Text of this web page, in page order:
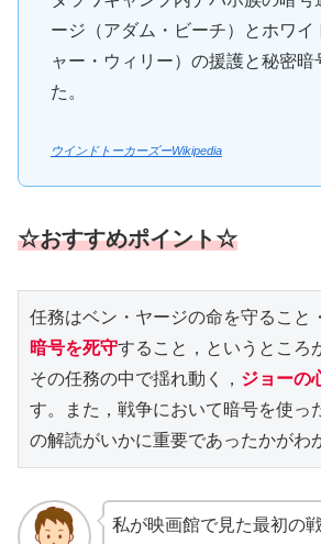
ージ（アダム・ビーチ）とホワイ
ャー・ウィリー）の援護と秘密暗
た。
ウインドトーカーズーWikipedia
☆おすすめポイント☆
任務はベン・ヤージの命を守ること
暗号を死守すること，というところ
その任務の中で揺れ動く， ジョーの
す。また，戦争において暗号を使っ
の解読がいかに重要であったかがわ
私が映画館で見た最初の